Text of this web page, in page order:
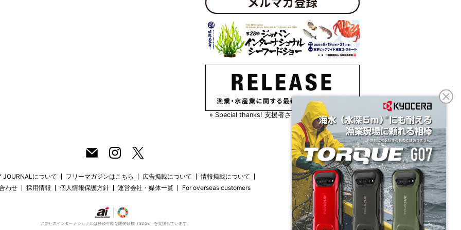
» Special thanks! 支援者さま一覧はこちら
JOURNALについて フリーマガジンはこちら 広告掲載について
情報掲載について
わせ
採用情報 個人情報保護方針 運営会社・媒体一覧 For overseas customers
アクセスインターナショナルは持続可能な開発目標（SDGs）を支援しています。